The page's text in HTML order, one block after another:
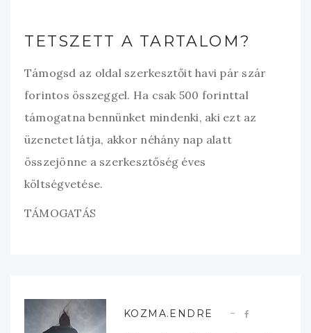
TETSZETT A TARTALOM?
Támogsd az oldal szerkesztőit havi pár szár
forintos összeggel. Ha csak 500 forinttal
támogatna bennünket mindenki, aki ezt az
üzenetet látja, akkor néhány nap alatt
összejönne a szerkesztőség éves
költségvetése.
TÁMOGATÁS
KOZMA.ENDRE